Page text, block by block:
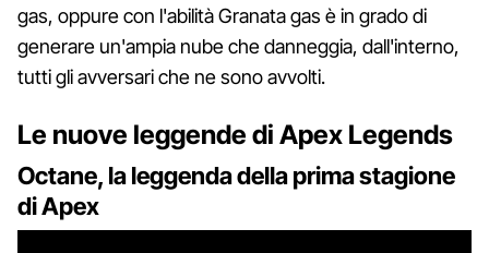
gas, oppure con l'abilità Granata gas è in grado di
generare un'ampia nube che danneggia, dall'interno,
tutti gli avversari che ne sono avvolti.
Le nuove leggende di Apex Legends
Octane, la leggenda della prima stagione
di Apex